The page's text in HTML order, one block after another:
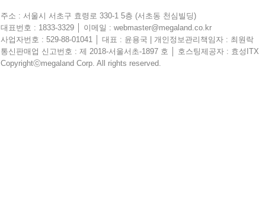
주소 : 서울시 서초구 효령로 330-1 5층 (서초동 천심빌딩)
대표번호 : 1833-3329 │ 이메일 : webmaster@megaland.co.kr
사업자번호 : 529-88-01041 │ 대표 : 윤용국 | 개인정보관리책임자 : 최원락
통신판매업 신고번호 : 제 2018-서울서초-1897 호 │ 호스팅제공자 : 효성ITX
Copyrightⓒmegaland Corp. All rights reserved.